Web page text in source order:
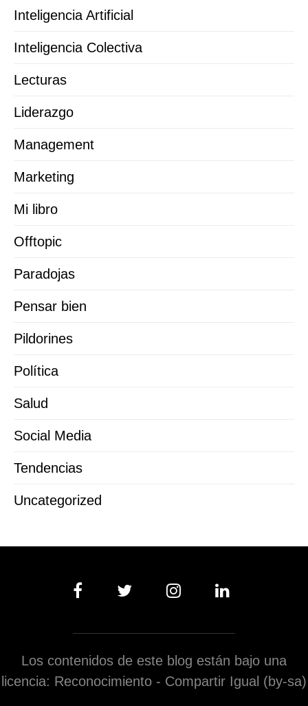
Inteligencia Artificial
Inteligencia Colectiva
Lecturas
Liderazgo
Management
Marketing
Mi libro
Offtopic
Paradojas
Pensar bien
Pildorines
Política
Salud
Social Media
Tendencias
Uncategorized
Los contenidos de este blog están bajo una
licencia: Reconocimiento - Compartir Igual (by-sa)